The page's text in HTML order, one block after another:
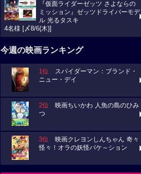
『仮面ライダーゼッツ さよならの
ミッション』ゼッツドライバーモデ
ル 光るタスキ
4名様 [〆8/6(木)]
今週の映画ランキング
1位 スパイダーマン：ブランド・
ニュー・デイ
2位 映画ちいかわ 人魚の島のひみ
つ
3位 映画クレヨンしんちゃん 奇々
怪々！オラの妖怪バケ～ション